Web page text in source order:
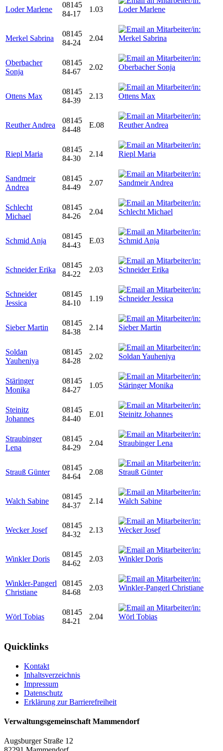
Loder Marlene
08145
84-17
1.03
Merkel Sabrina
08145
84-24
2.04
Oberbacher
Sonja
08145
84-67
2.02
Ottens Max
08145
84-39
2.13
Reuther Andrea
08145
84-48
E.08
Riepl Maria
08145
84-30
2.14
Sandmeir
Andrea
08145
84-49
2.07
Schlecht
Michael
08145
84-26
2.04
Schmid Anja
08145
84-43
E.03
Schneider Erika
08145
84-22
2.03
Schneider
Jessica
08145
84-10
1.19
Sieber Martin
08145
84-38
2.14
Soldan
Yauheniya
08145
84-28
2.02
Stäringer
Monika
08145
84-27
1.05
Steinitz
Johannes
08145
84-40
E.01
Straubinger
Lena
08145
84-29
2.04
Strauß Günter
08145
84-64
2.08
Walch Sabine
08145
84-37
2.14
Wecker Josef
08145
84-32
2.13
Winkler Doris
08145
84-62
2.03
Winkler-Pangerl
Christiane
08145
84-68
2.03
Wörl Tobias
08145
84-21
2.04
Quicklinks
Kontakt
Inhaltsverzeichnis
Impressum
Datenschutz
Erklärung zur Barrierefreiheit
Verwaltungsgemeinschaft Mammendorf
Augsburger Straße 12